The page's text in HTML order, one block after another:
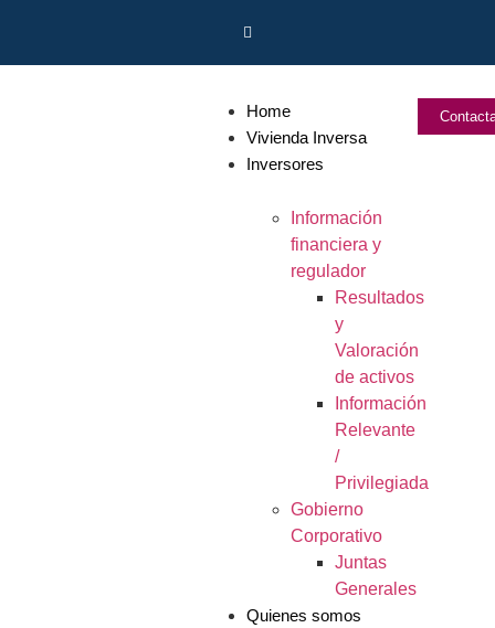
Home
Vivienda Inversa
Inversores
Información
financiera y
regulador
Resultados
y
Valoración
de activos
Información
Relevante
/
Privilegiada
Gobierno
Corporativo
Juntas
Generales
Quienes somos